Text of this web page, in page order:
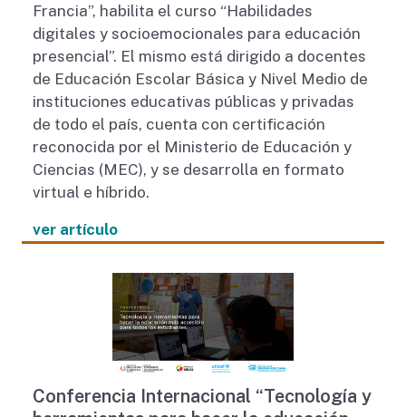
Francia”, habilita el curso “Habilidades
digitales y socioemocionales para educación
presencial”. El mismo está dirigido a docentes
de Educación Escolar Básica y Nivel Medio de
instituciones educativas públicas y privadas
de todo el país, cuenta con certificación
reconocida por el Ministerio de Educación y
Ciencias (MEC), y se desarrolla en formato
virtual e híbrido.
ver artículo
Conferencia Internacional “Tecnología y